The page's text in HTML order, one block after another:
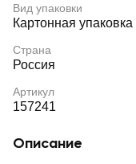
Вид упаковки
Картонная упаковка
Страна
Россия
Артикул
157241
Описание